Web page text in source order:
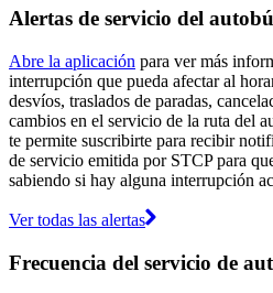
Alertas de servicio del
Abre la aplicación para ver más
interrupción que pueda afectar al
desvíos, traslados de paradas,
cambios en el servicio de la ruta del
te permite suscribirte para recibir
de servicio emitida por STCP para
sabiendo si hay alguna interrupción
Ver todas las alertas
Frecuencia del servicio de